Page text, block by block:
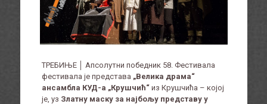
ТРЕБИЊЕ │ Апсолутни победник 58. Фестивала
фестивала је представа „Велика драма“
ансамбла КУД-а „Крушчић“из Крушчића – којој
је, уз Златну маску за најбољу представу у